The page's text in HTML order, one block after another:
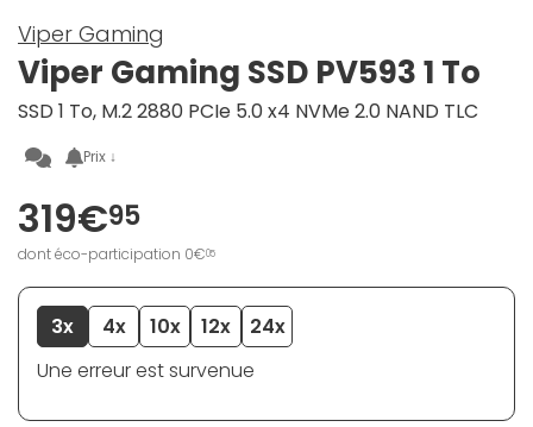
Viper Gaming
Viper Gaming SSD PV593 1 To
SSD 1 To, M.2 2880 PCIe 5.0 x4 NVMe 2.0 NAND TLC
Prix ↓
319€95
dont éco-participation 0€05
3x 4x 10x 12x
24x
Une erreur est survenue